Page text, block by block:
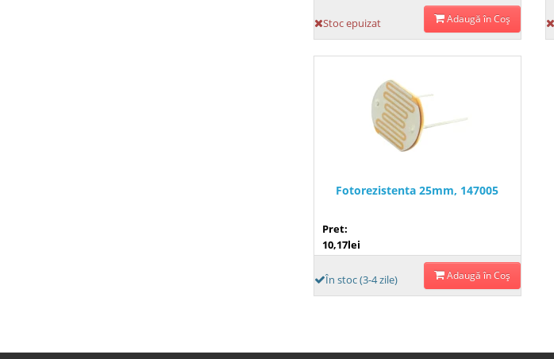
Stoc epuizat Adaugă în Coş
Fotorezistenta 25mm, 147005
Pret:
10,17lei
În stoc (3-4 zile) Adaugă în Coş